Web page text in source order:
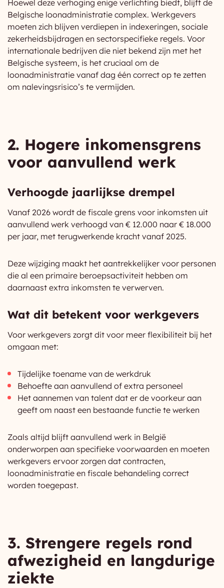
Hoewel deze verhoging enige verlichting biedt, blijft de
Belgische loonadministratie complex. Werkgevers
moeten zich blijven verdiepen in indexeringen, sociale
zekerheidsbijdragen en sectorspecifieke regels. Voor
internationale bedrijven die niet bekend zijn met het
Belgische systeem, is het cruciaal om de
loonadministratie vanaf dag één correct op te zetten
om nalevingsrisico’s te vermijden.
2. Hogere inkomensgrens
voor aanvullend werk
Verhoogde jaarlijkse drempel
Vanaf 2026 wordt de fiscale grens voor inkomsten uit
aanvullend werk verhoogd van € 12.000 naar € 18.000
per jaar, met terugwerkende kracht vanaf 2025.
Deze wijziging maakt het aantrekkelijker voor personen
die al een primaire beroepsactiviteit hebben om
daarnaast extra inkomsten te verwerven.
Wat dit betekent voor werkgevers
Voor werkgevers zorgt dit voor meer flexibiliteit bij het
omgaan met:
Tijdelijke toename van de werkdruk
Behoefte aan aanvullend of extra personeel
Het aannemen van talent dat er de voorkeur aan
geeft om naast een bestaande functie te werken
Zoals altijd blijft aanvullend werk in België
onderworpen aan specifieke voorwaarden en moeten
werkgevers ervoor zorgen dat contracten,
loonadministratie en fiscale behandeling correct
worden toegepast.
3. Strengere regels rond
afwezigheid en langdurige
ziekte